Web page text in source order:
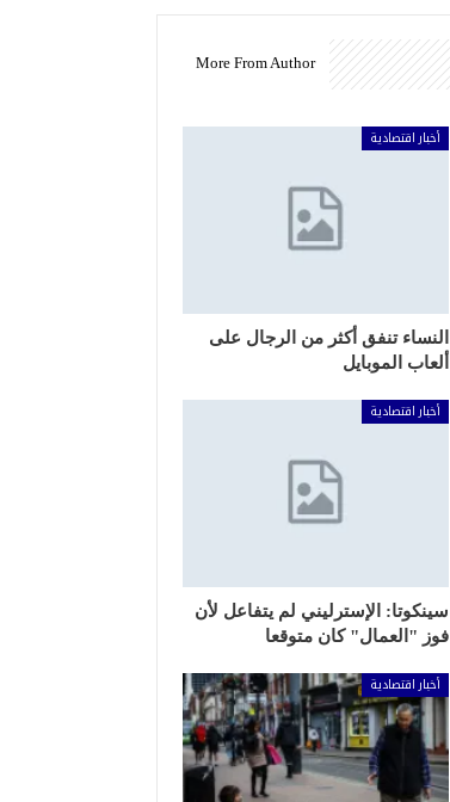
More From Author
أخبار اقتصادية
النساء تنفق أكثر من الرجال على
ألعاب الموبايل
أخبار اقتصادية
سينكوتا: الإسترليني لم يتفاعل لأن
فوز "العمال" كان متوقعا
أخبار اقتصادية